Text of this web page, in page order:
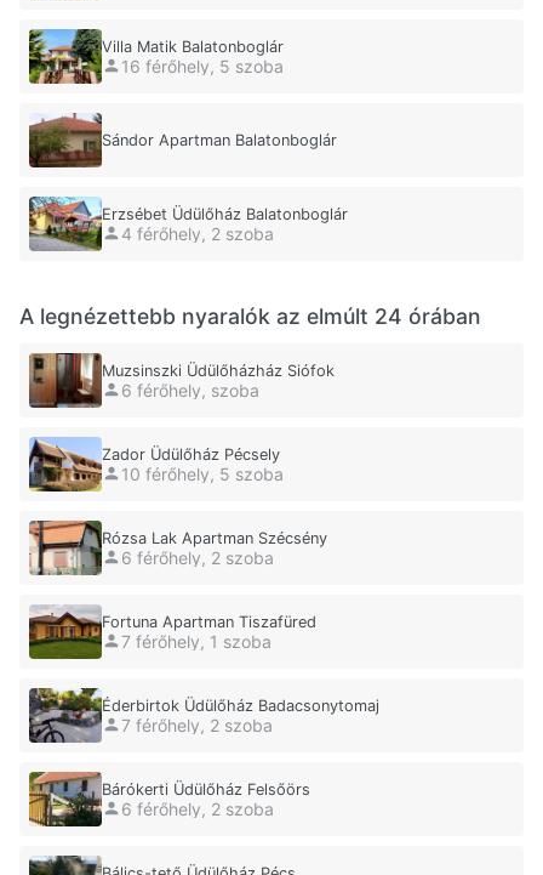
Villa Matik Balatonboglár
16 férőhely, 5 szoba
Sándor Apartman Balatonboglár
Erzsébet Üdülőház Balatonboglár
4 férőhely, 2 szoba
A legnézettebb nyaralók az elmúlt 24 órában
Muzsinszki Üdülőházház Siófok
6 férőhely, szoba
Zador Üdülőház Pécsely
10 férőhely, 5 szoba
Rózsa Lak Apartman Szécsény
6 férőhely, 2 szoba
Fortuna Apartman Tiszafüred
7 férőhely, 1 szoba
Éderbirtok Üdülőház Badacsonytomaj
7 férőhely, 2 szoba
Bárókerti Üdülőház Felsőörs
6 férőhely, 2 szoba